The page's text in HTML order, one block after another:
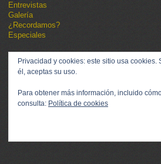
Entrevistas
Galería
¿Recordamos?
Especiales
Privacidad y cookies: este sitio usa
él, aceptas su uso.
Para obtener más información, incluido
consulta: Política de cookies